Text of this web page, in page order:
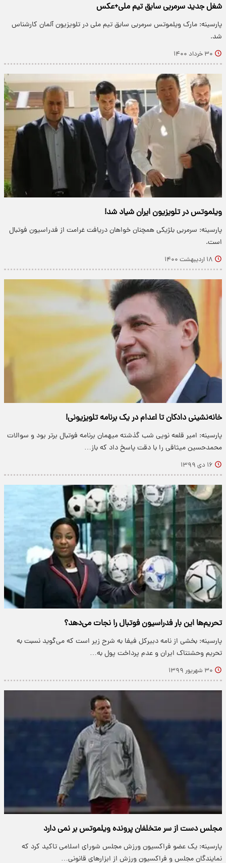
شغل جدید سرمربی سابق تیم ملی+عکس
پارسینه: مارک ویلموتس سرمربی سابق تیم ملی در تلویزیون آلمان کارشناس
شد.
۳۰ خرداد ۱۴۰۰
ویلموتس در تلویزیون ایران شیاد شد!
پارسینه: سرمربی بلژیکی همچنان خواهان دریافت غرامت از فدراسیون فوتبال
است.
۱۸ اردیبهشت ۱۴۰۰
خانه‌نشینی دادکان تا اعدام در یک برنامه تلویزیونی!
پارسینه: امیر قلعه نویی شب گذشته میهمان برنامه فوتبال برتر بود و سوالات
محمدحسین میثاقی را با دقت پاسخ داد که باز…
۱۶ دی ۱۳۹۹
تحریم‌ها این بار فدراسیون فوتبال را نجات می‌دهد؟
پارسینه: بخشی از نامه دبیرکل فیفا به شرح زیر است که می‌گوید نسبت به
تحریم وحشتناک ایران و عدم پرداخت پول به…
۳۰ شهریور ۱۳۹۹
مجلس دست از سر متخلفان پرونده ویلموتس بر نمی دارد
پارسینه: یک عضو فراکسیون ورزش مجلس شورای اسلامی تاکید کرد که
نمایندگان مجلس و فراکسیون ورزش از ابزار‌های قانونی…